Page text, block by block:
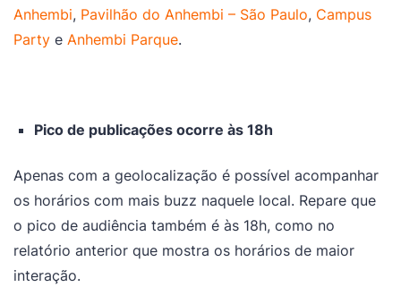
Anhembi, Pavilhão do Anhembi – São Paulo, Campus
Party e Anhembi Parque.
Pico de publicações ocorre às 18h
​Apenas com a geolocalização é possível acompanhar
os horários com mais buzz naquele local. Repare que
o pico de audiência também é às 18h, como no
relatório anterior que mostra os horários de maior
interação.